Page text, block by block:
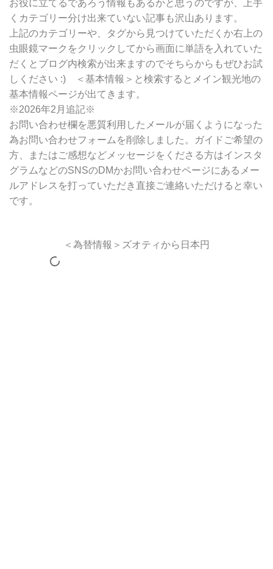
お役に立てるであろう情報もあるかと思うのですが、上手
くカテゴリー分け出来ていない記事も沢山あります。
上記のカテゴリーや、タグから見つけていただくか右上の
虫眼鏡マークをクリックしてから画面に単語を入れていた
だくとブログ内検索が出来ますのでそちらからもぜひお試
しください :) ＜基本情報＞と検索するとメイン観光地の
基本情報ページが出てきます。
※2026年2月追記※
お問い合わせ欄を悪質利用したメールが届くようになった
為お問い合わせフォームを削除しました。ガイドご希望の
方、またはご感想などメッセージをくださる方はインスタ
グラムなどのSNSのDMかお問い合わせページにあるメー
ルアドレスを打っていただき直接ご連絡いただけると幸い
です。
＜為替情報＞ズオティから日本円